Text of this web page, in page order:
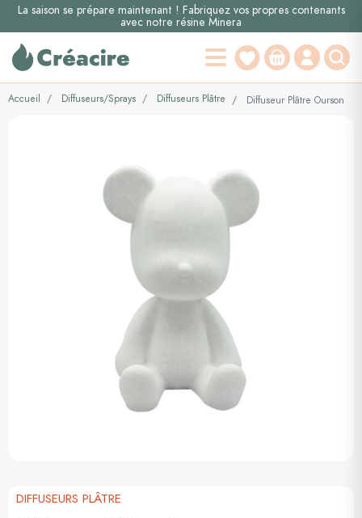
La saison se prépare maintenant ! Fabriquez vos propres contenants
avec notre résine Minera
Accueil Diffuseurs/Sprays Diffuseurs Plâtre Diffuseur Plâtre Ourson
DIFFUSEURS PLÂTRE